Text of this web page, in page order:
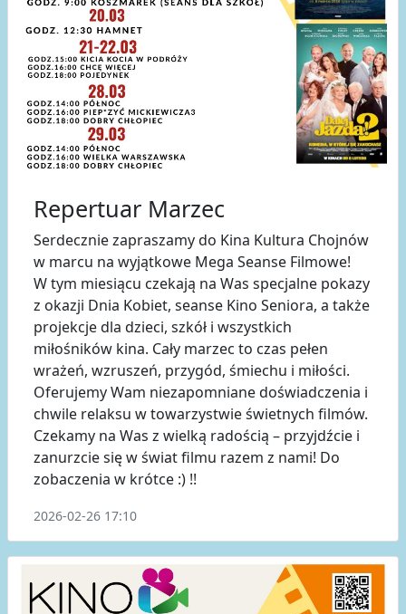
Repertuar Marzec
Serdecznie zapraszamy do Kina Kultura Chojnów
w marcu na wyjątkowe Mega Seanse Filmowe!
W tym miesiącu czekają na Was specjalne pokazy
z okazji Dnia Kobiet, seanse Kino Seniora, a także
projekcje dla dzieci, szkół i wszystkich
miłośników kina. Cały marzec to czas pełen
wrażeń, wzruszeń, przygód, śmiechu i miłości.
Oferujemy Wam niezapomniane doświadczenia i
chwile relaksu w towarzystwie świetnych filmów.
Czekamy na Was z wielką radością – przyjdźcie i
zanurzcie się w świat filmu razem z nami! Do
zobaczenia w krótce :) !!
2026-02-26 17:10